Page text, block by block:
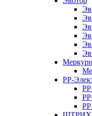
РР-